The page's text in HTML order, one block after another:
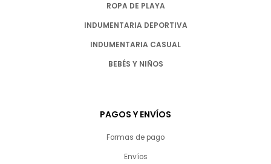
ROPA DE PLAYA
INDUMENTARIA DEPORTIVA
INDUMENTARIA CASUAL
BEBÉS Y NIÑOS
PAGOS Y ENVÍOS
Formas de pago
Envíos